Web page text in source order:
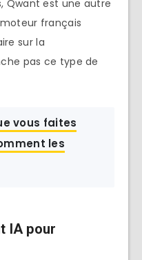
Qwant est une autre
français
sur la
pas ce type de
vous faites
les
IA pour